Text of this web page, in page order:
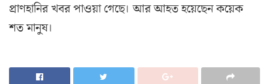
প্রাণহানির খবর পাওয়া গেছে। আর আহত হয়েছেন কয়েক
শত মানুষ।